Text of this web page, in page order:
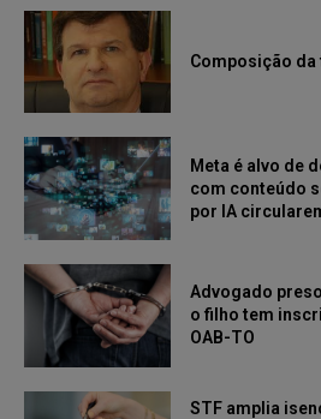
Composição da
Meta é alvo de
com conteúdo
por IA
Advogado
o filho tem
OAB-TO
STF amplia